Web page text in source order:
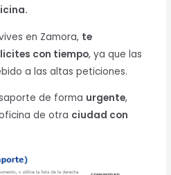
en Zamora, te
con tiempo, ya que las
a las altas peticiones.
de forma urgente,
de otra ciudad con